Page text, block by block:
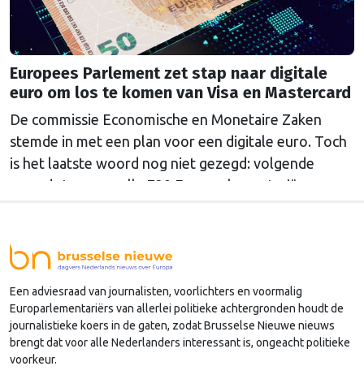
Europees Parlement zet stap naar digitale
euro om los te komen van Visa en Mastercard
De commissie Economische en Monetaire Zaken
stemde in met een plan voor een digitale euro. Toch
is het laatste woord nog niet gezegd: volgende
maand stemmen alle 720 Europarlementariërs over
Een adviesraad van journalisten, voorlichters en voormalig
Europarlementariërs van allerlei politieke achtergronden houdt de
journalistieke koers in de gaten, zodat Brusselse Nieuwe nieuws
brengt dat voor alle Nederlanders interessant is, ongeacht politieke
voorkeur.